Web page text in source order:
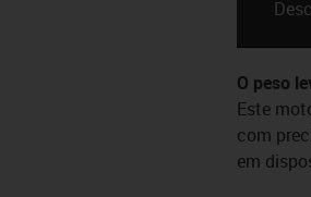
O peso
Este
com
em